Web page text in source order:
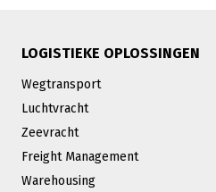
LOGISTIEKE OPLOSSINGEN
Wegtransport
Luchtvracht
Zeevracht
Freight Management
Warehousing